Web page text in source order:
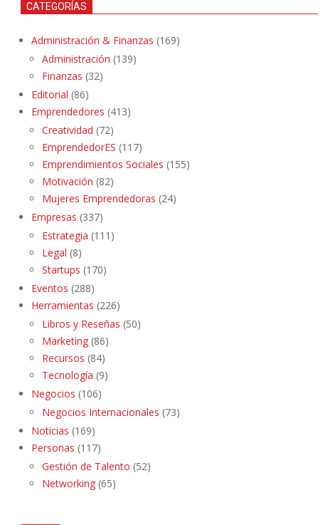
CATEGORÍAS
Administración & Finanzas (169)
Administración (139)
Finanzas (32)
Editorial (86)
Emprendedores (413)
Creatividad (72)
EmprendedorES (117)
Emprendimientos Sociales (155)
Motivación (82)
Mujeres Emprendedoras (24)
Empresas (337)
Estrategia (111)
Legal (8)
Startups (170)
Eventos (288)
Herramientas (226)
Libros y Reseñas (50)
Marketing (86)
Recursos (84)
Tecnología (9)
Negocios (106)
Negocios Internacionales (73)
Noticias (169)
Personas (117)
Gestión de Talento (52)
Networking (65)